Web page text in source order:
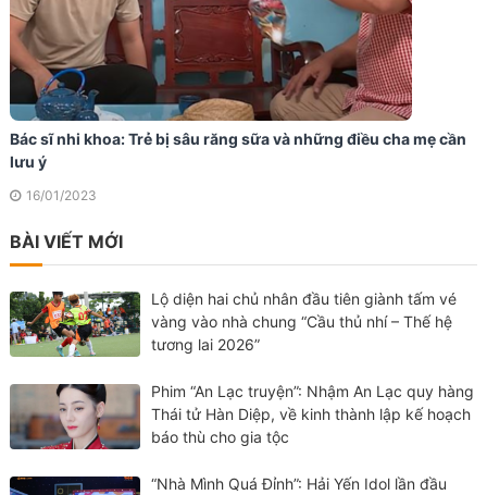
Bác sĩ nhi khoa: Trẻ bị sâu răng sữa và những điều cha mẹ cần
lưu ý
16/01/2023
BÀI VIẾT MỚI
Lộ diện hai chủ nhân đầu tiên giành tấm vé
vàng vào nhà chung “Cầu thủ nhí – Thế hệ
tương lai 2026”
Phim “An Lạc truyện”: Nhậm An Lạc quy hàng
Thái tử Hàn Diệp, về kinh thành lập kế hoạch
báo thù cho gia tộc
“Nhà Mình Quá Đỉnh”: Hải Yến Idol lần đầu